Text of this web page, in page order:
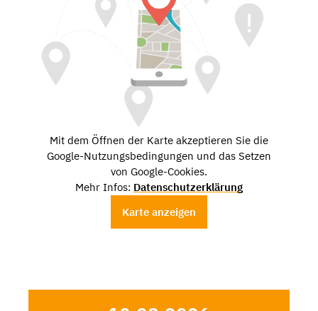
Mit dem Öffnen der Karte akzeptieren Sie die
Google-Nutzungsbedingungen und das Setzen
von Google-Cookies.
Mehr Infos: Datenschutzerklärung
Karte anzeigen